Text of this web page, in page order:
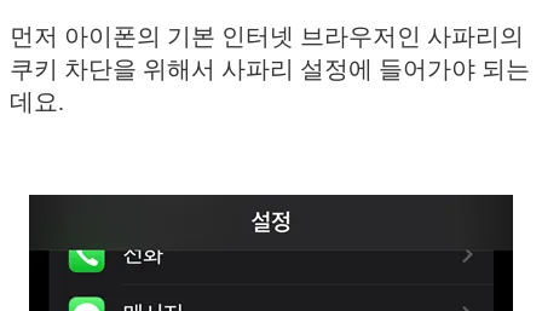
먼저 아이폰의 기본 인터넷 브라우저인 사파리의
쿠키 차단을 위해서 사파리 설정에 들어가야 되는
데요.